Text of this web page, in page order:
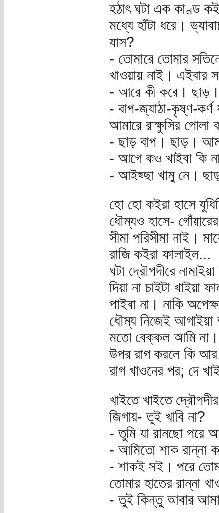
হঠাৎ ঘটা এক কাণ্ড
মধ্যে হাঁটা ধরে।
যাস?
- তোমারে তোমার
খাওয়ায় নাই। এইবার
- আরে কী করে। ছাড়।
- বাপ-জ্যাঠা-কৃষ্ণ-কর্ণ
আমারে রাক্ষুসির পোলা
- ছাড় বাপ। ছাড়।
- আগে কও খাইবা কি
- আইছ্ছা খামু নে।
হো হো কইরা হাসে
ধৌম্যও হাসে-
সীমা পরিসীমা নাই।
রাজি কইরা ফালাইল...
ঘটা দ্রৌপদীরে
দিয়া না চাইটা
পাইবা না। নাকি
ধৌম্য নিজেই
মতো বেক্কল আমি না।
উপর রাগ করলে কি আর
রাগ খাওনের পর; দে
খাইতে খাইতে
জিগায়- তুই খাবি না?
- তুমি যা রানছো পরে
- আমিতো শাক রান্না
- শাকই সই। পরে
তোমার হাতের রান্না
- তুই কিন্তু আবার